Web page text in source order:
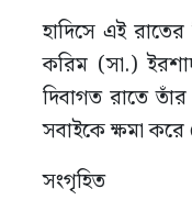
হাদিসে এই
করিম (সা.)
দিবাগত রাতে
সবাইকে ক্ষমা
সংগৃহিত